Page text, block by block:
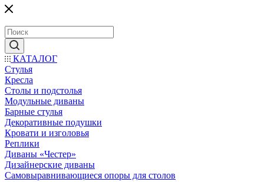
КАТАЛОГ
Стулья
Кресла
Столы и подстолья
Модульные диваны
Барные стулья
Декоративные подушки
Кровати и изголовья
Реплики
Диваны «Честер»
Дизайнерские диваны
Самовыравнивающиеся опоры для столов